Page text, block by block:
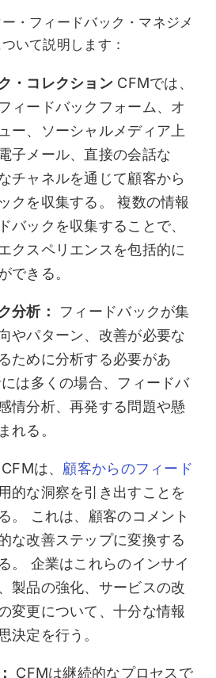
・フィードバック・マネジメ
いて説明します：
・コレクション CFMでは、
ィードバックフォーム、オ
ー、ソーシャルメディア上
子メール、直接の会話な
チャネルを通じて顧客から
クを収集する。 複数の情報
バックを収集することで、
クスペリエンスを包括的に
できる。
分析：
フィードバックが集
やパターン、改善が必要な
ために分析する必要があ
は多くの場合、フィードバ
情分析、再発する問題や懸
れる。
は、 顧客からのフィード
的な洞察を引き出すことを
。 これは、顧客のコメント
な改善ステップに変換する
。 企業はこれらのインサイ
製品の強化、サービスの改
変更について、十分な情報
決定を行う。
CFMは継続的なプロセスで